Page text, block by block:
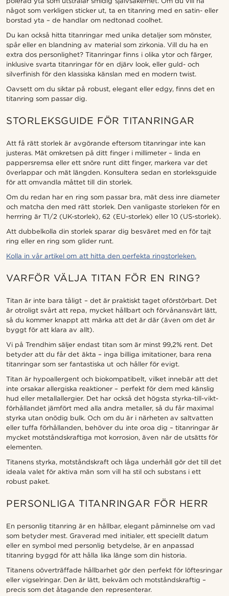
något som verkligen sticker ut, ta en titanring med en satin- eller
borstad yta – de handlar om nedtonad coolhet.
Du kan också hitta titanringar med unika detaljer som mönster,
spår eller en blandning av material som zirkonia. Vill du ha en
extra dos personlighet? Titanringar finns i olika ytor och färger,
inklusive svarta titanringar för en djärv look, eller guld- och
silverfinish för den klassiska känslan med en modern twist.
Oavsett om du siktar på robust, elegant eller edgy, finns det en
titanring som passar dig.
STORLEKSGUIDE FÖR TITANRINGAR
Att få rätt storlek är avgörande eftersom titanringar inte kan
justeras. Mät omkretsen på ditt finger i millimeter – linda en
pappersremsa eller ett snöre runt ditt finger, markera var det
överlappar och mät längden. Konsultera sedan en storleksguide
för att omvandla måttet till din storlek.
Om du redan har en ring som passar bra, mät dess inre diameter
och matcha den med rätt storlek. Den vanligaste storleken för en
herrring är T1/2 (UK-storlek), 62 (EU-storlek) eller 10 (US-storlek).
Att dubbelkolla din storlek sparar dig besväret med en för tajt
ring eller en ring som glider runt.
Kolla in vår artikel om att hitta den perfekta ringstorleken.
VARFÖR VÄLJA TITAN FÖR EN RING?
Titan är inte bara tåligt – det är praktiskt taget oförstörbart. Det
är otroligt svårt att repa, mycket hållbart och förvånansvärt lätt,
så du kommer knappt att märka att det är där (även om det är
byggt för att klara av allt).
Vi på Trendhim säljer endast titan som är minst 99,2% rent. Det
betyder att du får det äkta – inga billiga imitationer, bara rena
titanringar som ser fantastiska ut och håller för evigt.
Titan är hypoallergent och biokompatibelt, vilket innebär att det
inte orsakar allergiska reaktioner – perfekt för dem med känslig
hud eller metallallergier. Det har också det högsta styrka-till-vikt-
förhållandet jämfört med alla andra metaller, så du får maximal
styrka utan onödig bulk. Och om du är i närheten av saltvatten
eller tuffa förhållanden, behöver du inte oroa dig – titanringar är
mycket motståndskraftiga mot korrosion, även när de utsätts för
elementen.
Titanens styrka, motståndskraft och låga underhåll gör det till det
ideala valet för aktiva män som vill ha stil och substans i ett
robust paket.
PERSONLIGA TITANRINGAR FÖR HERR
En personlig titanring är en hållbar, elegant påminnelse om vad
som betyder mest. Graverad med initialer, ett speciellt datum
eller en symbol med personlig betydelse, är en anpassad
titanring byggd för att hålla lika länge som din historia.
Titanens oöverträffade hållbarhet gör den perfekt för löftesringar
eller vigselringar. Den är lätt, bekväm och motståndskraftig –
precis som det åtagande den representerar.